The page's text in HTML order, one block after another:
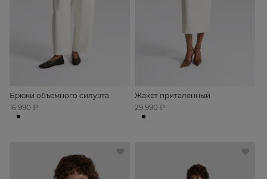
Брюки объемного силуэта
16 990 ₽
Жакет приталенный
29 990 ₽